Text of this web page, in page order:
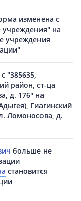
изменена с
на
учреждения
"385635,
район, ст-ца
д. 176" на
Гиагинский
Ломоносова, д.
больше не
становится